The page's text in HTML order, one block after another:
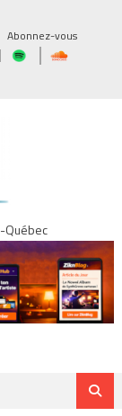
Abonnez-vous
Québec